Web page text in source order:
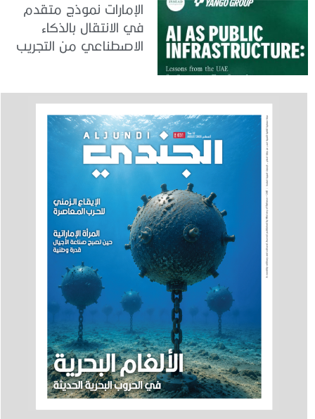
الإمارات نموذج متقدم
في الانتقال بالذكاء
الاصطناعي من التجريب